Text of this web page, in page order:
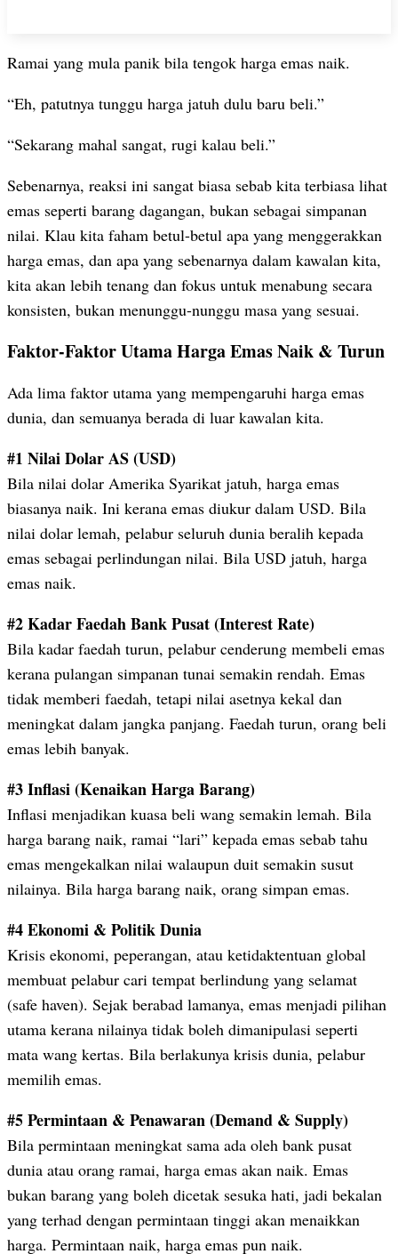
Ramai yang mula panik bila tengok harga emas naik.
“Eh, patutnya tunggu harga jatuh dulu baru beli.”
“Sekarang mahal sangat, rugi kalau beli.”
Sebenarnya, reaksi ini sangat biasa sebab kita terbiasa lihat
emas seperti barang dagangan, bukan sebagai simpanan
nilai. Klau kita faham betul-betul apa yang menggerakkan
harga emas, dan apa yang sebenarnya dalam kawalan kita,
kita akan lebih tenang dan fokus untuk menabung secara
konsisten, bukan menunggu-nunggu masa yang sesuai.
Faktor-Faktor Utama Harga Emas Naik & Turun
Ada lima faktor utama yang mempengaruhi harga emas
dunia, dan semuanya berada di luar kawalan kita.
#1 Nilai Dolar AS (USD)
Bila nilai dolar Amerika Syarikat jatuh, harga emas
biasanya naik. Ini kerana emas diukur dalam USD. Bila
nilai dolar lemah, pelabur seluruh dunia beralih kepada
emas sebagai perlindungan nilai. Bila USD jatuh, harga
emas naik.
#2 Kadar Faedah Bank Pusat (Interest Rate)
Bila kadar faedah turun, pelabur cenderung membeli emas
kerana pulangan simpanan tunai semakin rendah. Emas
tidak memberi faedah, tetapi nilai asetnya kekal dan
meningkat dalam jangka panjang. Faedah turun, orang beli
emas lebih banyak.
#3 Inflasi (Kenaikan Harga Barang)
Inflasi menjadikan kuasa beli wang semakin lemah. Bila
harga barang naik, ramai “lari” kepada emas sebab tahu
emas mengekalkan nilai walaupun duit semakin susut
nilainya. Bila harga barang naik, orang simpan emas.
#4 Ekonomi & Politik Dunia
Krisis ekonomi, peperangan, atau ketidaktentuan global
membuat pelabur cari tempat berlindung yang selamat
(safe haven). Sejak berabad lamanya, emas menjadi pilihan
utama kerana nilainya tidak boleh dimanipulasi seperti
mata wang kertas. Bila berlakunya krisis dunia, pelabur
memilih emas.
#5 Permintaan & Penawaran (Demand & Supply)
Bila permintaan meningkat sama ada oleh bank pusat
dunia atau orang ramai, harga emas akan naik. Emas
bukan barang yang boleh dicetak sesuka hati, jadi bekalan
yang terhad dengan permintaan tinggi akan menaikkan
harga. Permintaan naik, harga emas pun naik.